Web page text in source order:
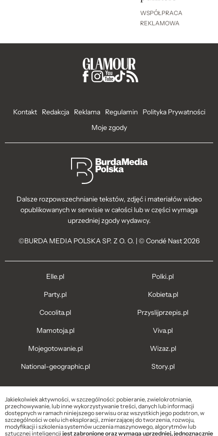
WSPÓŁPRACA
REKLAMOWA
Kontakt Redakcja Reklama Regulamin
Polityka Prywatności
Moje zgody
Dalsze rozpowszechnianie tekstów, zdjęć i materiałów wideo
opublikowanych w serwisie w całości lub w części wymaga
uprzedniej zgody wydawcy.
©BURDA MEDIA POLSKA SP. Z O. O. | © Condé Nast 2026
Elle.pl
Party.pl
Cocolita.pl
Mamotoja.pl
Mojegotowanie.pl
National-geographic.pl
Polki.pl
Kobieta.pl
Przyslijprzepis.pl
Viva.pl
Wizaz.pl
Story.pl
Jakiekolwiek aktywności, w szczególności: pobieranie, zwielokrotnianie,
przechowywanie, lub inne wykorzystywanie treści, danych lub informacji
dostępnych w ramach niniejszego serwisu oraz wszystkich jego podstron, w
szczególności w celu ich eksploracji, zmierzającej do tworzenia, rozwoju,
modyfikacji i szkolenia systemów uczenia maszynowego, algorytmów lub
sztucznej inteligencjijest zabronione oraz wymaga uprzedniej, jednoznacznie